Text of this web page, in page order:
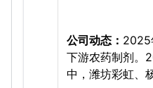
公司动态： 2025
下游农药制剂。
中，潍坊彩虹、